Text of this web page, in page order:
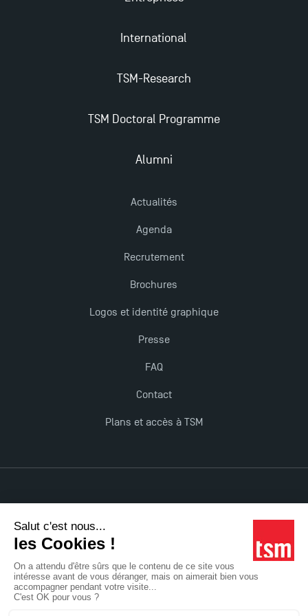
Nouvelles formations à Toulouse School of
International
TSM-Research
TSM Doctoral Programme
Alumni
Actualités
Agenda
Recrutement
Brochures
Logos et identité graphique
Presse
FAQ
Contact
Plans et accès à TSM
Accessibilité : non conforme